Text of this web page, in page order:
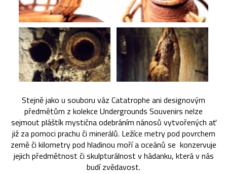
Stejně jako u souboru váz Catatrophe ani designovým
předmětům z kolekce Undergrounds Souvenirs nelze
sejmout pláštík mystična odebráním nánosů vytvořených ať
již za pomoci prachu či minerálů. Ležíce metry pod povrchem
země či kilometry pod hladinou moří a oceánů se konzervuje
jejich předmětnost či skulpturálnost v hádanku, která v nás
budí zvědavost.